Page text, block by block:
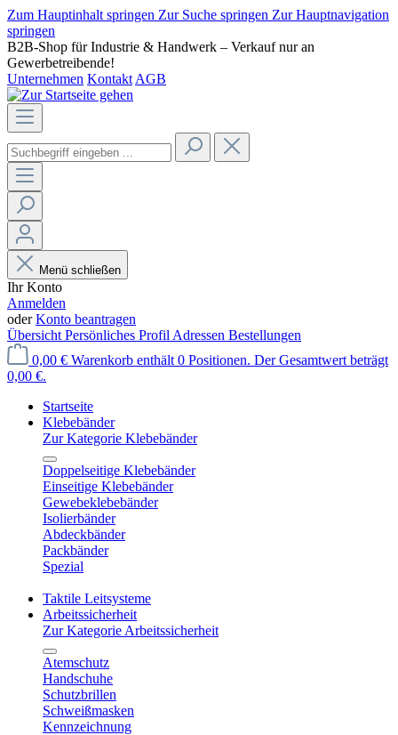
Zum Hauptinhalt springen Zur Suche springen Zur Hauptnavigation
springen
B2B-Shop für Industrie & Handwerk – Verkauf nur an
Gewerbetreibende!
Unternehmen Kontakt AGB
Menü schließen
Ihr Konto
Anmelden
oderKonto beantragen
Übersicht Persönliches Profil Adressen Bestellungen
0,00 € Warenkorb enthält 0 Positionen. Der Gesamtwert beträgt
0,00 €.
Startseite
Klebebänder
Zur Kategorie Klebebänder
Doppelseitige Klebebänder
Einseitige Klebebänder
Gewebeklebebänder
Isolierbänder
Abdeckbänder
Packbänder
Spezial
Taktile Leitsysteme
Arbeitssicherheit
Zur Kategorie Arbeitssicherheit
Atemschutz
Handschuhe
Schutzbrillen
Schweißmasken
Kennzeichnung